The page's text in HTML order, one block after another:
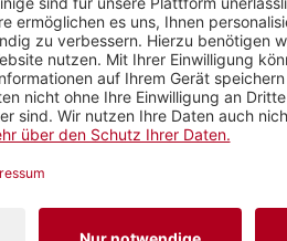
mit KI – nicht, um
im
Zeitung) betonte: «KI kann
Ressourcen zu nutzen,
des Produkts zu
zwischen den